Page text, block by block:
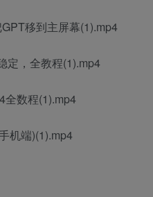
移到主屏幕(1).mp4
定，全教程(1).mp4
全数程(1).mp4
机端)(1).mp4